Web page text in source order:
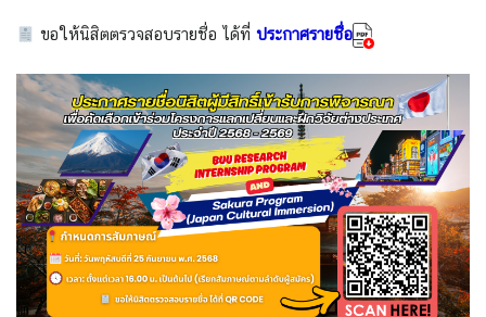
ขอให้นิสิตตรวจสอบรายชื่อ ได้ที่ประกาศรายชื่อ